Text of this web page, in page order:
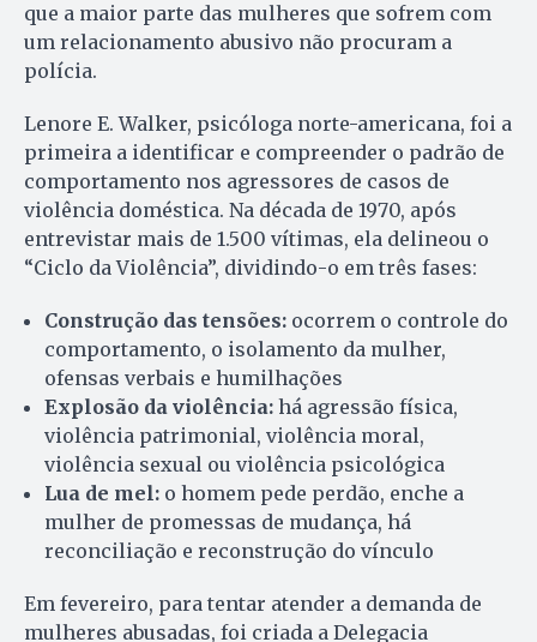
que a maior parte das mulheres que sofrem com
um relacionamento abusivo não procuram a
polícia.
Lenore E. Walker, psicóloga norte-americana, foi a
primeira a identificar e compreender o padrão de
comportamento nos agressores de casos de
violência doméstica. Na década de 1970, após
entrevistar mais de 1.500 vítimas, ela delineou o
“Ciclo da Violência”, dividindo-o em três fases:
Construção das tensões: ocorrem o controle do
comportamento, o isolamento da mulher,
ofensas verbais e humilhações
Explosão da violência: há agressão física,
violência patrimonial, violência moral,
violência sexual ou violência psicológica
Lua de mel: o homem pede perdão, enche a
mulher de promessas de mudança, há
reconciliação e reconstrução do vínculo
Em fevereiro, para tentar atender a demanda de
mulheres abusadas, foi criada a Delegacia